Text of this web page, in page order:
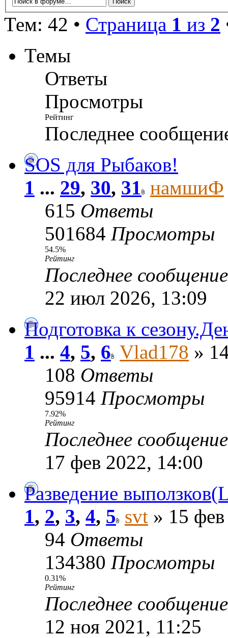
Тем: 42 • Страница 1 из 2
Темы
Ответы
Просмотры
Рейтинг
Последнее
SOS для Рыбаков!
1 ... 29, 30, 31 намшиФ
615 Ответы
501684 Просмотры
54.5%
Рейтинг
Последнее
22 июл 2026, 13:09
Подготовка к
1 ... 4, 5, 6 Vlad178 »
108 Ответы
95914 Просмотры
7.92%
Рейтинг
Последнее
17 фев 2022, 14:00
Разведение
1, 2, 3, 4, 5 svt » 15
94 Ответы
134380 Просмотры
0.31%
Рейтинг
Последнее
12 ноя 2021, 11:25